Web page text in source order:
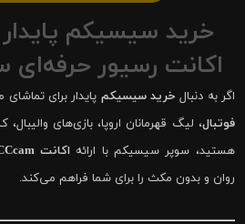
خرید سیسیکم
اکانت رسیور
اگر به دنبال خرید سیسیکم پایدار برای
فوتبال، لیگ قهرمانان اروپا، بازی‌های
هستید، سوپر سیسیکم با ارائه اکانت CCcam پایدار و فول پکیج
روان و بدون مکث را برای شما فراهم می‌کند.